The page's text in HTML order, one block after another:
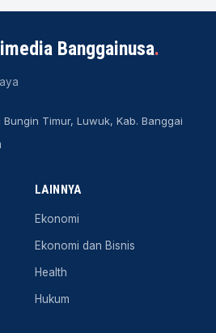
Banggainusa.
Timur, Luwuk, Kab. Banggai
LAINNYA
Ekonomi
Ekonomi dan Bisnis
Health
Hukum